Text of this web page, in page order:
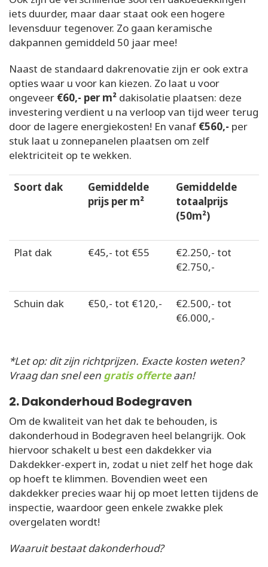
iets duurder, maar daar staat ook een hogere
levensduur tegenover. Zo gaan keramische
dakpannen gemiddeld 50 jaar mee!
Naast de standaard dakrenovatie zijn er ook extra
opties waar u voor kan kiezen. Zo laat u voor
ongeveer €60,- per m² dakisolatie plaatsen: deze
investering verdient u na verloop van tijd weer terug
door de lagere energiekosten! En vanaf €560,- per
stuk laat u zonnepanelen plaatsen om zelf
elektriciteit op te wekken.
Soort dak
Gemiddelde
prijs per m²
Gemiddelde
totaalprijs
(50m²)
Plat dak €45,- tot €55
€2.250,- tot
€2.750,-
Schuin dak €50,- tot €120,-
€2.500,- tot
€6.000,-
*Let op: dit zijn richtprijzen. Exacte kosten weten?
Vraag dan snel een gratis offerteaan!
2. Dakonderhoud Bodegraven
Om de kwaliteit van het dak te behouden, is
dakonderhoud in Bodegraven heel belangrijk. Ook
hiervoor schakelt u best een dakdekker via
Dakdekker-expert in, zodat u niet zelf het hoge dak
op hoeft te klimmen. Bovendien weet een
dakdekker precies waar hij op moet letten tijdens de
inspectie, waardoor geen enkele zwakke plek
overgelaten wordt!
Waaruit bestaat dakonderhoud?